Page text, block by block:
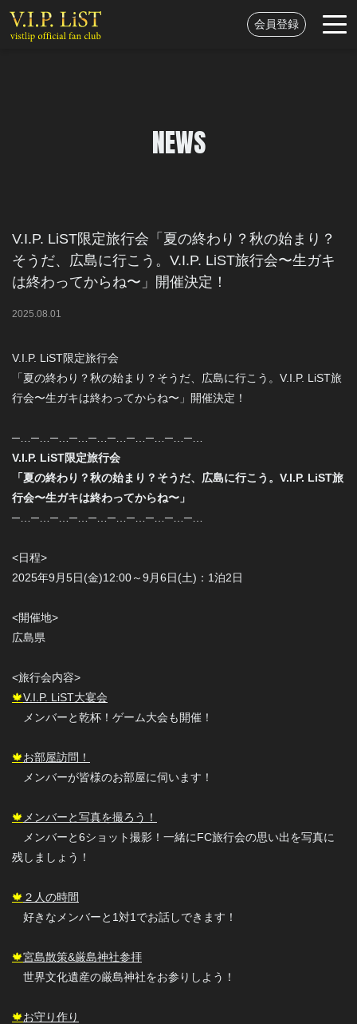
会員登録
NEWS
V.I.P. LiST限定旅行会「夏の終わり？秋の始まり？
そうだ、広島に行こう。V.I.P. LiST旅行会〜生ガキ
は終わってからね〜」開催決定！
2025.08.01
V.I.P. LiST限定旅行会
「夏の終わり？秋の始まり？そうだ、広島に行こう。V.I.P. LiST旅
行会〜生ガキは終わってからね〜」開催決定！
─…─…─…─…─…─…─…─…─…─…
V.I.P. LiST限定旅行会
「夏の終わり？秋の始まり？そうだ、広島に行こう。V.I.P. LiST旅
行会〜生ガキは終わってからね〜」
─…─…─…─…─…─…─…─…─…─…
<日程>
2025年9月5日(金)12:00～9月6日(土)：1泊2日
<開催地>
広島県
<旅行会内容>
🍁V.I.P. LiST大宴会
メンバーと乾杯！ゲーム大会も開催！
🍁お部屋訪問！
メンバーが皆様のお部屋に伺います！
🍁 メンバーと写真を撮ろう！
メンバーと6ショット撮影！一緒にFC旅行会の思い出を写真に
残しましょう！
🍁 ２人の時間
好きなメンバーと1対1でお話しできます！
🍁宮島散策&厳島神社参拝
世界文化遺産の厳島神社をお参りしよう！
🍁お守り作り